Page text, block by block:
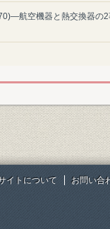
航空機器と熱交換器の2
業の拡大
換器市場発掘
イトについて お問い合